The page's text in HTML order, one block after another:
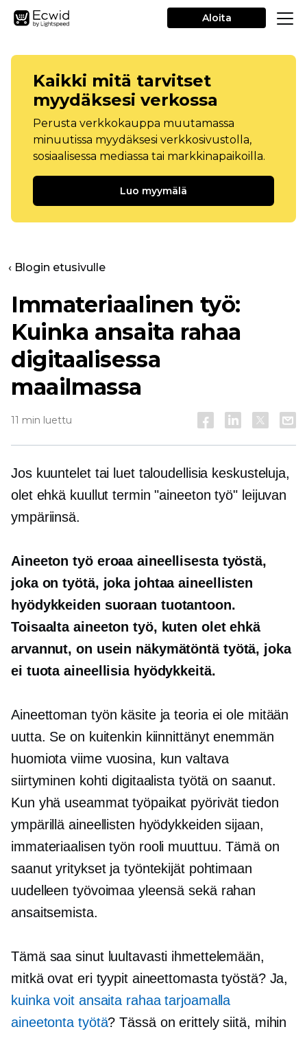
Aloita
Kaikki mitä tarvitset
myydäksesi verkossa
Perusta verkkokauppa muutamassa
minuutissa myydäksesi verkkosivustolla,
sosiaalisessa mediassa tai markkinapaikoilla.
Luo myymälä
‹ Blogin etusivulle
Immateriaalinen työ:
Kuinka ansaita rahaa
digitaalisessa
maailmassa
11 min luettu
Jos kuuntelet tai luet taloudellisia keskusteluja,
olet ehkä kuullut termin "aineeton työ" leijuvan
ympäriinsä.
Aineeton työ eroaa aineellisesta työstä,
joka on työtä, joka johtaa aineellisten
hyödykkeiden suoraan tuotantoon.
Toisaalta aineeton työ, kuten olet ehkä
arvannut, on usein näkymätöntä työtä, joka
ei tuota aineellisia hyödykkeitä.
Aineettoman työn käsite ja teoria ei ole mitään
uutta. Se on kuitenkin kiinnittänyt enemmän
huomiota viime vuosina, kun valtava
siirtyminen kohti digitaalista työtä on saanut.
Kun yhä useammat työpaikat pyörivät tiedon
ympärillä aineellisten hyödykkeiden sijaan,
immateriaalisen työn rooli muuttuu. Tämä on
saanut yritykset ja työntekijät pohtimaan
uudelleen työvoimaa yleensä sekä rahan
ansaitsemista.
Tämä saa sinut luultavasti ihmettelemään,
mitkä ovat eri tyypit aineettomasta työstä? Ja,
kuinka voit ansaita rahaa tarjoamalla
aineetonta työtä? Tässä on erittely siitä, mihin